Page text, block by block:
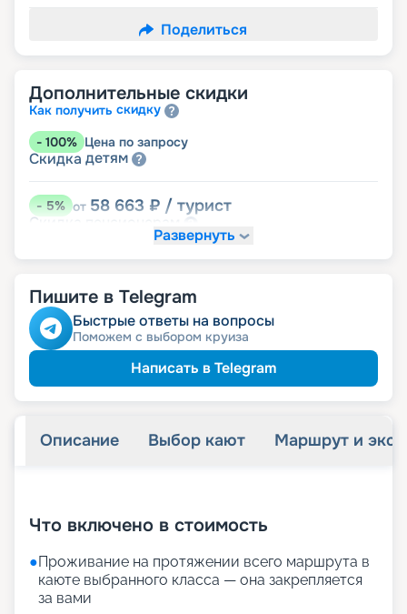
Поделиться
Дополнительные скидки
Как получить скидку
- 100% Цена по запросу
Скидка детям
-5% от 58 663 ₽ / турист
Скидка
Развернуть
Пишите в Telegram
Быстрые ответы на вопросы
Поможем с выбором круиза
Написать в Telegram
Описание Выбор кают Маршрут и
Что включено в стоимость
●Проживание на протяжении всего маршрута в
каюте выбранного класса — она закрепляется
за вами